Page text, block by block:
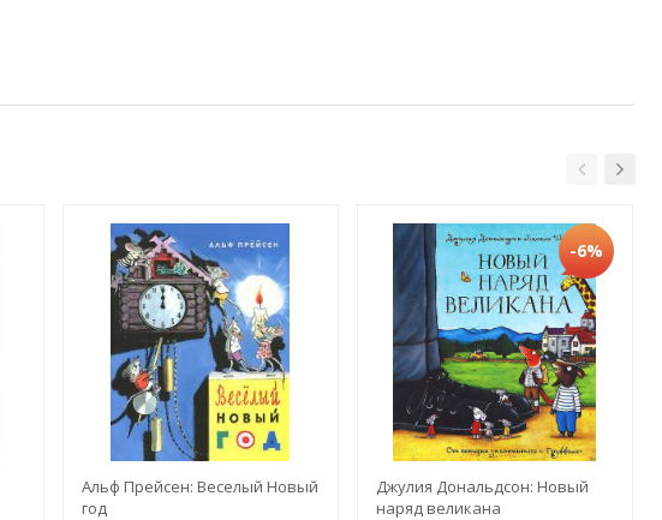
Альф Прейсен: Веселый Новый
год
-6%
Джулия Дональдсон: Новый
наряд великана